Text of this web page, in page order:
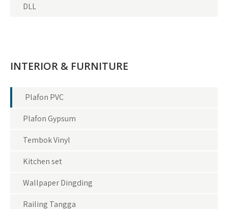
DLL
INTERIOR & FURNITURE
Plafon PVC
Plafon Gypsum
Tembok Vinyl
Kitchen set
Wallpaper Dingding
Railing Tangga